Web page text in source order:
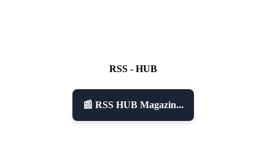
RSS - HUB
📰 RSS HUB Magazin...